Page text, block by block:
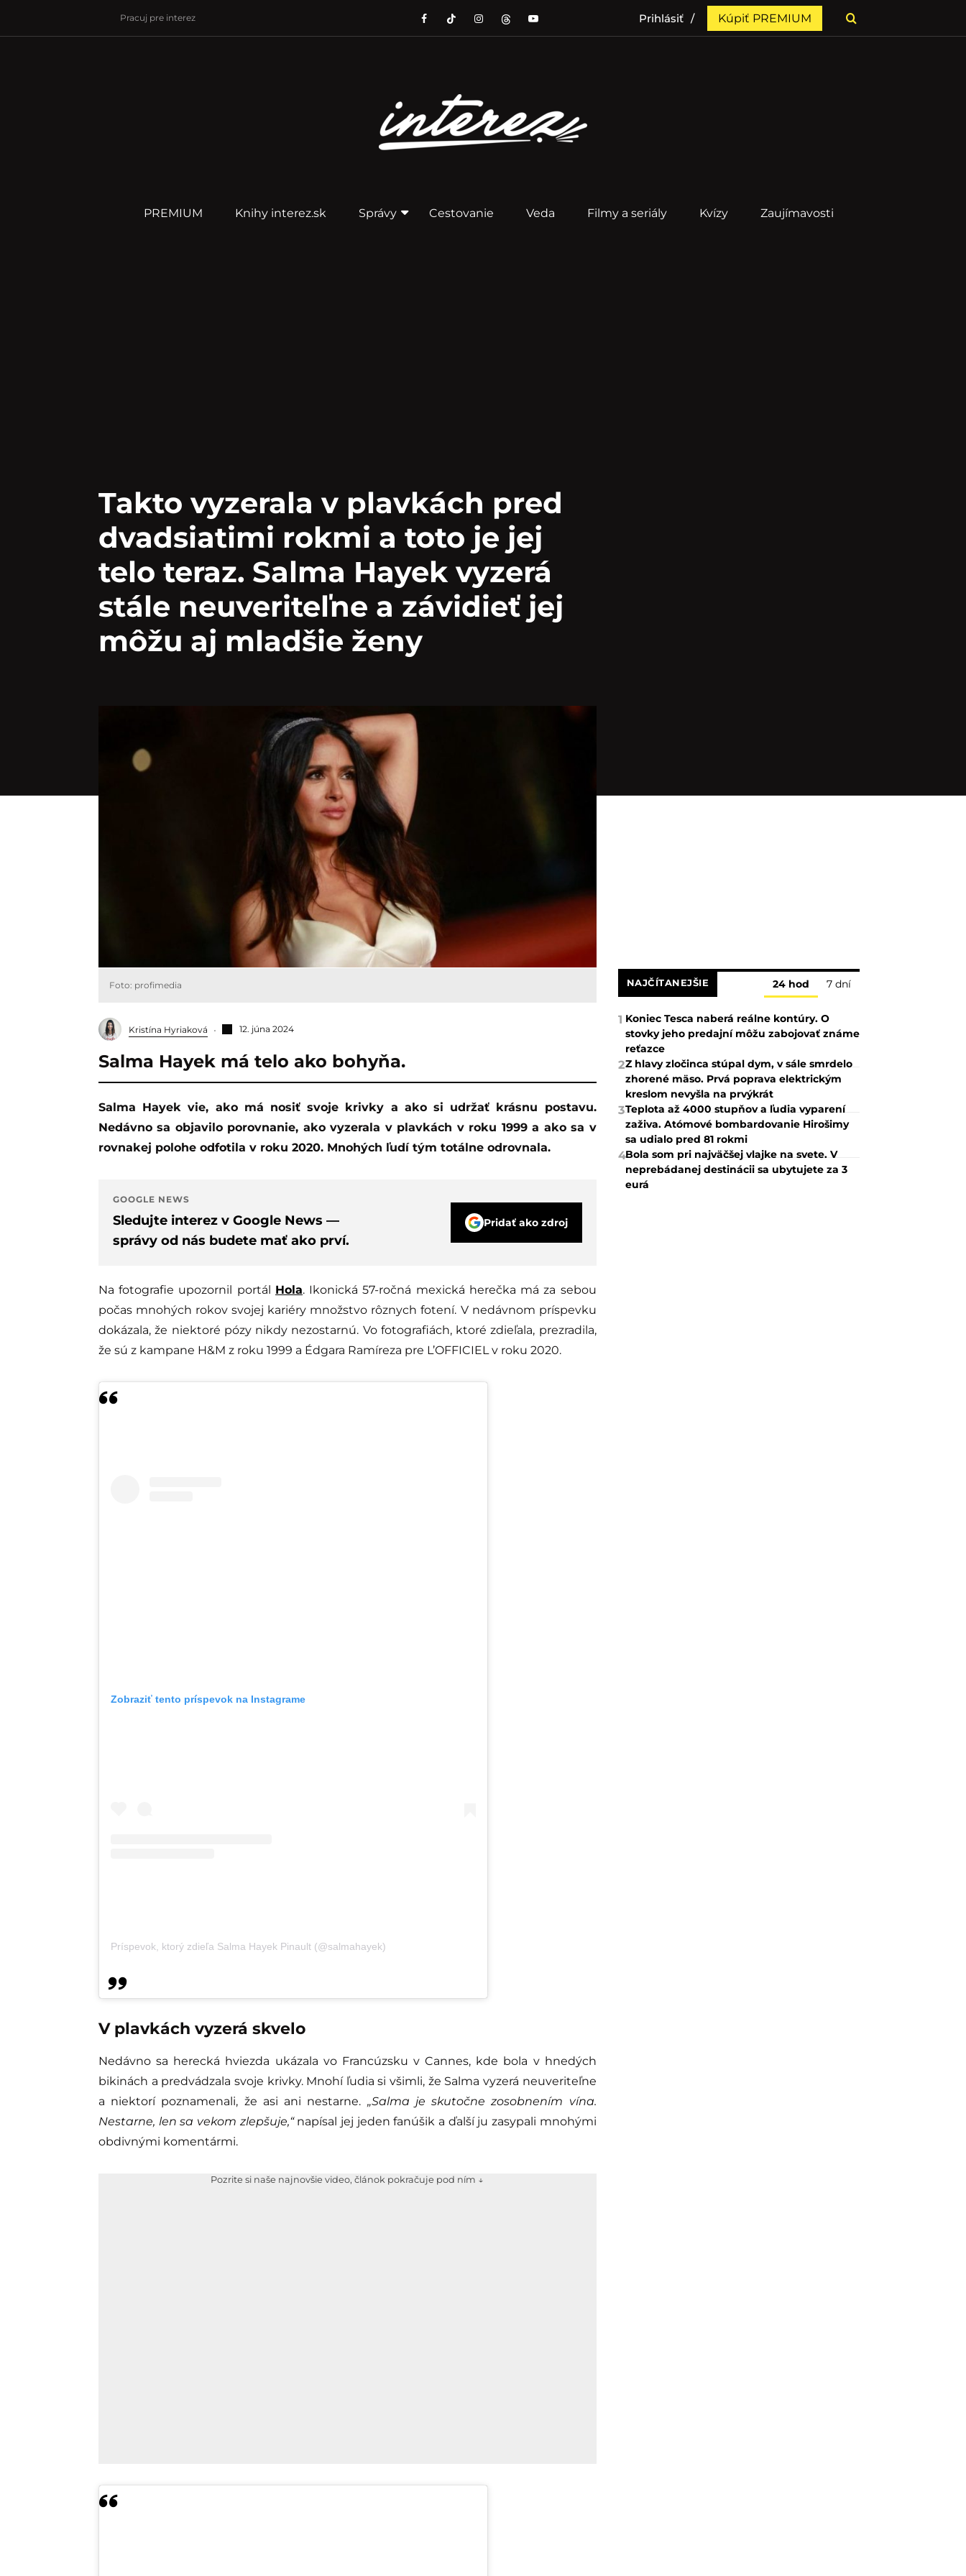
Pracuj pre interez Prihlásiť Kúpiť PREMIUM
PREMIUM Knihy interez.sk Správy Cestovanie Veda Filmy a seriály Kvízy Zaujímavosti
Takto vyzerala v plavkách pred
dvadsiatimi rokmi a toto je jej
telo teraz. Salma Hayek vyzerá
stále neuveriteľne a závidieť jej
môžu aj mladšie ženy
Foto: profimedia
Kristína Hyriaková 12. júna 2024
Salma Hayek má telo ako bohyňa.
Salma Hayek vie, ako má nosiť svoje krivky a ako si udržať krásnu postavu.
Nedávno sa objavilo porovnanie, ako vyzerala v plavkách v roku 1999 a ako sa v
rovnakej polohe odfotila v roku 2020. Mnohých ľudí tým totálne odrovnala.
GOOGLE NEWS
Sledujte interez v Google News —
správy od nás budete mať ako prví.
Pridať ako zdroj
Na fotografie upozornil portál Hola. Ikonická 57-ročná mexická herečka má za sebou
počas mnohých rokov svojej kariéry množstvo rôznych fotení. V nedávnom príspevku
dokázala, že niektoré pózy nikdy nezostarnú. Vo fotografiách, ktoré zdieľala, prezradila,
že sú z kampane H&M z roku 1999 a Édgara Ramíreza pre L’OFFICIEL v roku 2020.
Zobraziť tento príspevok na Instagrame
Príspevok, ktorý zdieľa Salma Hayek Pinault (@salmahayek)
V plavkách vyzerá skvelo
Nedávno sa herecká hviezda ukázala vo Francúzsku v Cannes, kde bola v hnedých
bikinách a predvádzala svoje krivky. Mnohí ľudia si všimli, že Salma vyzerá neuveriteľne
a niektorí poznamenali, že asi ani nestarne. „Salma je skutočne zosobnením vína.
Nestarne, len sa vekom zlepšuje,“ napísal jej jeden fanúšik a ďalší ju zasypali mnohými
obdivnými komentármi.
Pozrite si naše najnovšie video, článok pokračuje pod ním ↓
NAJČÍTANEJŠIE 24 hod 7 dní
1 Koniec Tesca naberá reálne kontúry. O
stovky jeho predajní môžu zabojovať známe
reťazce
2Z hlavy zločinca stúpal dym, v sále smrdelo
zhorené mäso. Prvá poprava elektrickým
kreslom nevyšla na prvýkrát
3Teplota až 4000 stupňov a ľudia vyparení
zaživa. Atómové bombardovanie Hirošimy
sa udialo pred 81 rokmi
4Bola som pri najväčšej vlajke na svete. V
neprebádanej destinácii sa ubytujete za 3
eurá